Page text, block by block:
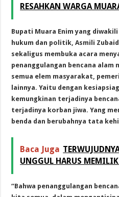
RESAHKAN WARGA
Bupati Muara Enim yang
hukum dan politik, Asmili
sekaligus membuka acara
penanggulangan bencana alam
semua elem masyarakat,
lainnya. Yaitu dengan
kemungkinan terjadinya
terjadinya korban jiwa. Yang
benda dan berubahnya tata
Baca Juga
UNGGUL HARUS
“Bahwa penanggulangan